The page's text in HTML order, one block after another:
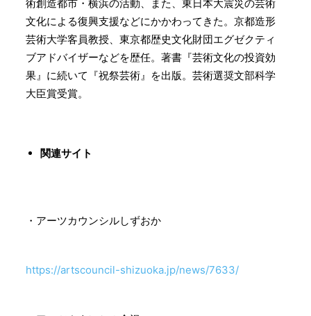
術創造都市・横浜の活動、また、東日本大震災の芸術
文化による復興支援などにかかわってきた。京都造形
芸術大学客員教授、東京都歴史文化財団エグゼクティ
ブアドバイザーなどを歴任。著書『芸術文化の投資効
果』に続いて『祝祭芸術』を出版。芸術選奨文部科学
大臣賞受賞。
関連サイト
・アーツカウンシルしずおか
https://artscouncil-shizuoka.jp/news/7633/